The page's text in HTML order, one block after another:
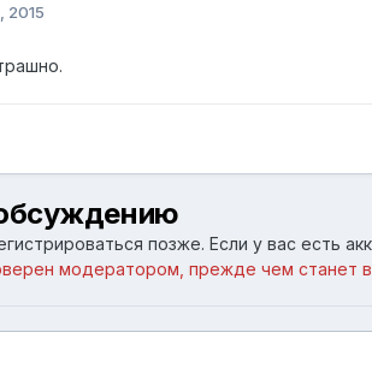
2015
позже. Если у вас есть
модератором, прежде чем станет